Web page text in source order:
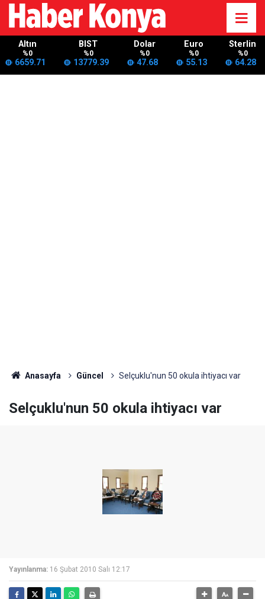
Altın
%0
6659.71
BIST
%0
13779.39
Dolar
%0
47.68
Euro
%0
55.13
Sterlin
%0
64.28
Anasayfa Güncel Selçuklu'nun 50 okula ihtiyacı var
Selçuklu'nun 50 okula ihtiyacı var
Yayınlanma: 16 Şubat 2010 Salı 12:17